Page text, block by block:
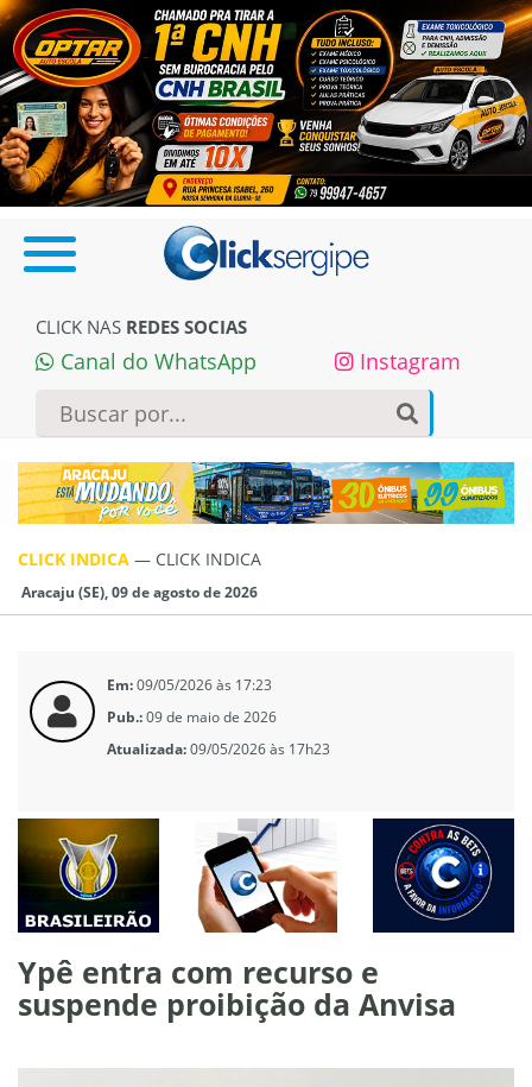
CLICK NAS REDES SOCIAS
Canal do WhatsApp Instagram
CLICK INDICA — CLICK INDICA
Aracaju (SE), 09 de agosto de 2026
Em:09/05/2026 às 17:23
Pub.:09 de maio de 2026
Atualizada:09/05/2026 às 17h23
Ypê entra com recurso e
suspende proibição da Anvisa